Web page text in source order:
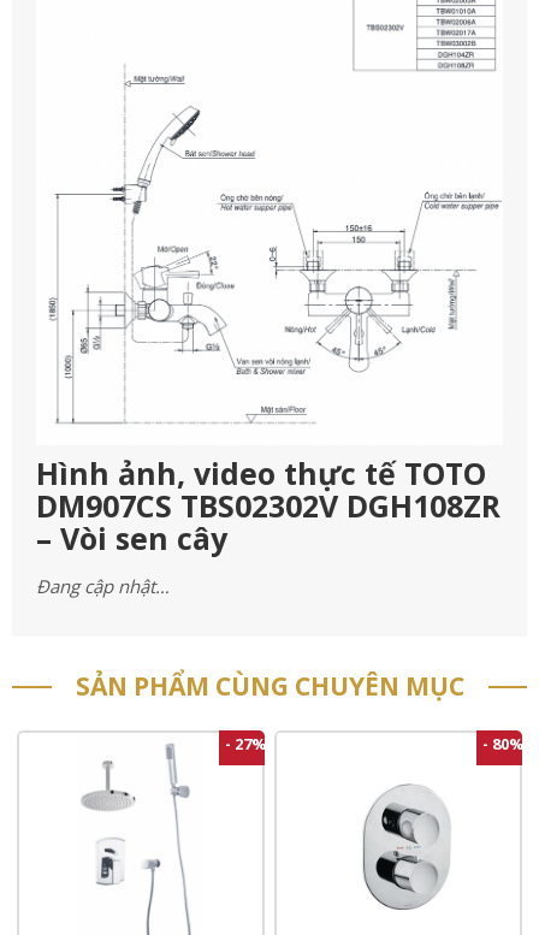
Hình ảnh, video thực tế TOTO
DM907CS TBS02302V DGH108ZR
– Vòi sen cây
Đang cập nhật…
SẢN PHẨM CÙNG CHUYÊN MỤC
- 27% - 80%